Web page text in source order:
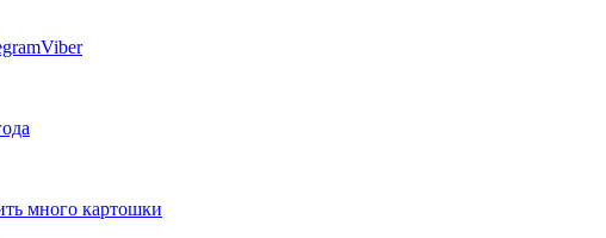
Viber
много картошки